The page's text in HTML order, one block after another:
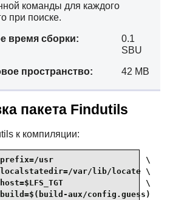
команды для каждого
при поиске.
время сборки:
0.1
SBU
пространство: 42 MB
пакета Findutils
к компиляции:
prefix=/usr                   \
var/lib/locate \
\
aux/config.guess)